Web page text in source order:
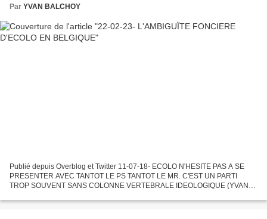
Par YVAN BALCHOY
Publié depuis Overblog et Twitter 11-07-18- ECOLO N'HESITE PAS A SE
PRESENTER AVEC TANTOT LE PS TANTOT LE MR. C'EST UN PARTI
TROP SOUVENT SANS COLONNE VERTEBRALE IDEOLOGIQUE (YVAN
Ecolo...